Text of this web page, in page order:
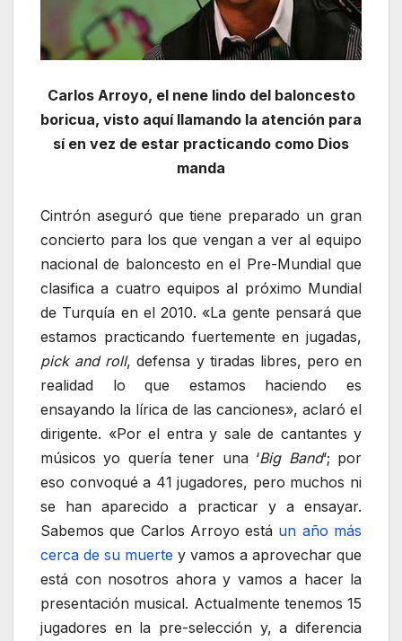
Carlos Arroyo, el nene lindo del baloncesto
boricua, visto aquí llamando la atención para
sí en vez de estar practicando como Dios
manda
Cintrón aseguró que tiene preparado un gran
concierto para los que vengan a ver al equipo
nacional de baloncesto en el Pre-Mundial que
clasifica a cuatro equipos al próximo Mundial
de Turquía en el 2010. «La gente pensará que
estamos practicando fuertemente en jugadas,
pick and roll, defensa y tiradas libres, pero en
realidad lo que estamos haciendo es
ensayando la lírica de las canciones», aclaró el
dirigente. «Por el entra y sale de cantantes y
músicos yo quería tener una ‘Big Band‘; por
eso convoqué a 41 jugadores, pero muchos ni
se han aparecido a practicar y a ensayar.
Sabemos que Carlos Arroyo está un año más
cerca de su muerte y vamos a aprovechar que
está con nosotros ahora y vamos a hacer la
presentación musical. Actualmente tenemos 15
jugadores en la pre-selección y, a diferencia